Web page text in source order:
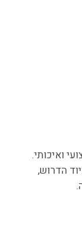
ואיכותי.
הדרוש,